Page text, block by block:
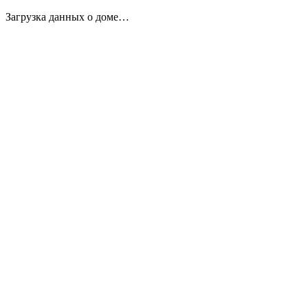
Загрузка данных о доме…